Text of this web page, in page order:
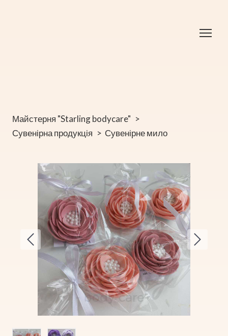
Майстерня "Starling bodycare"
Сувенірна продукція
Сувенірне мило